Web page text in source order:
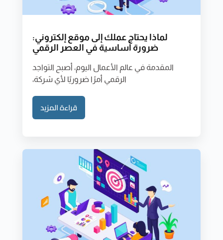
لماذا يحتاج عملك إلى موقع إلكتروني:
ضرورة أساسية في العصر الرقمي
المقدمة في عالم الأعمال اليوم، أصبح التواجد
الرقمي أمرًا ضروريًا لأي شركة،
قراءة المزيد